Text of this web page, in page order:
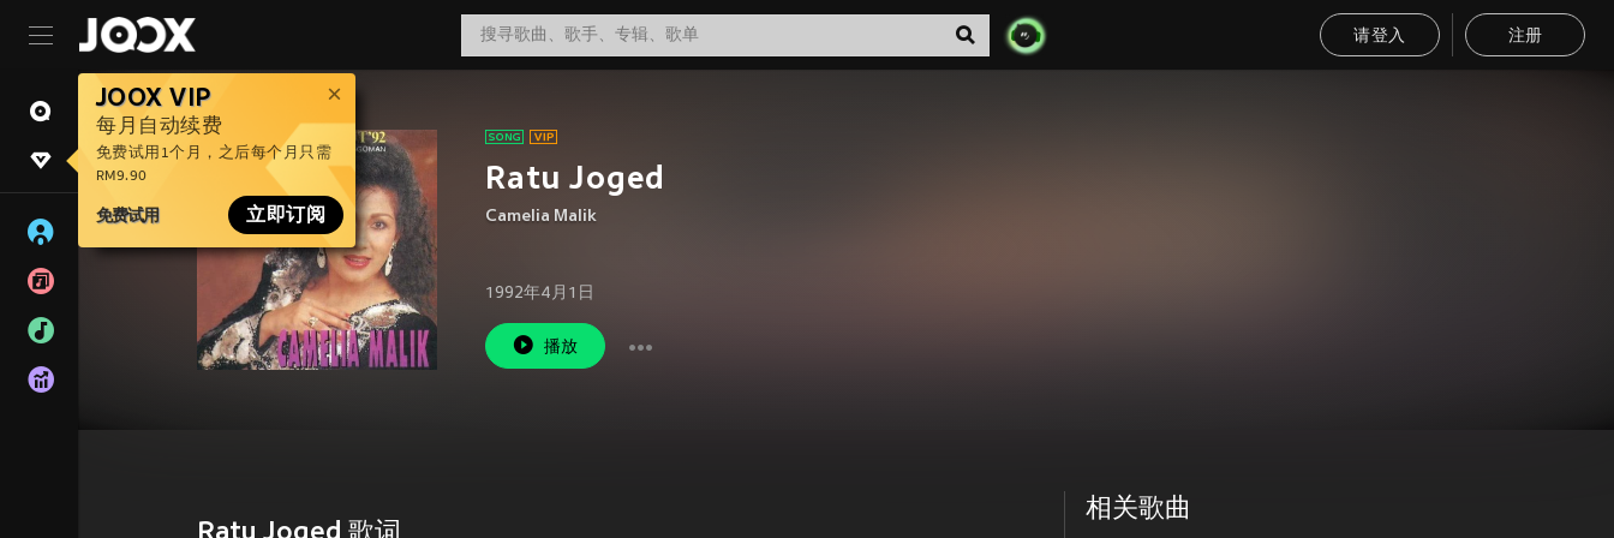
请登入 注册
JOOX VIP
每月自动续费
免费试用1个月，之后每个月只需
RM9.90
免费试用 立即订阅
Ratu Joged
Camelia Malik
1992年4月1日
播放
相关歌曲